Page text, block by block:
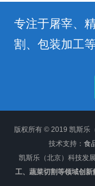
专注于屠宰、
割、包装加工
版权所有 © 2019 凯斯乐
技术支持： 食
凯斯乐（北京）科技发
工、蔬菜切割等领域创